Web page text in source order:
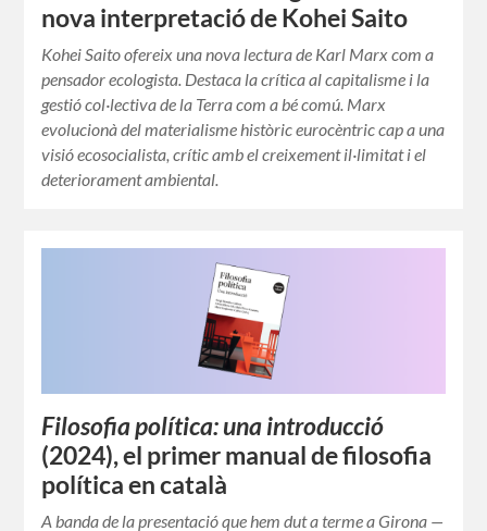
nova interpretació de Kohei Saito
Kohei Saito ofereix una nova lectura de Karl Marx com a
pensador ecologista. Destaca la crítica al capitalisme i la
gestió col·lectiva de la Terra com a bé comú. Marx
evolucionà del materialisme històric eurocèntric cap a una
visió ecosocialista, crític amb el creixement il·limitat i el
deteriorament ambiental.
Filosofia política: una introducció
(2024), el primer manual de filosofia
política en català
A banda de la presentació que hem dut a terme a Girona —